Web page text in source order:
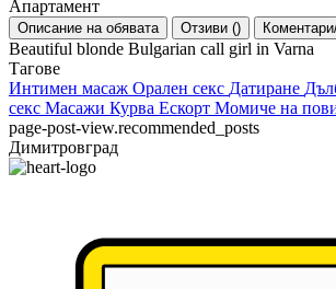
Апартамент
Описание на обявата Отзиви ()
Beautiful blonde Bulgarian call girl in Varna
Тагове
Интимен масаж Орален секс Датиране
секс Масажи Курва Ескорт Момиче на
page-post-view.recommended_posts
Димитровград